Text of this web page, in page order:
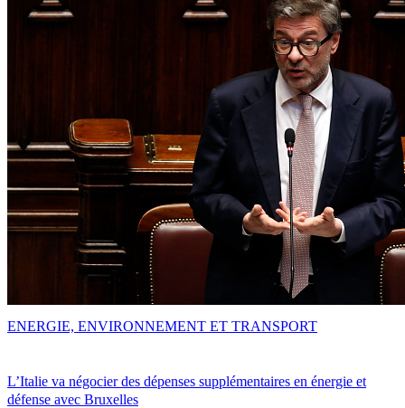
L’Italie va négocier des dépenses supplémentaires en énergie et
défense avec Bruxelles
ENERGIE, ENVIRONNEMENT ET TRANSPORT